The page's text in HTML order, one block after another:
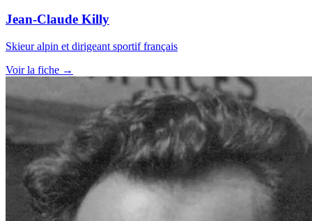
Jean-Claude Killy
Skieur alpin et dirigeant sportif français
Voir la fiche →